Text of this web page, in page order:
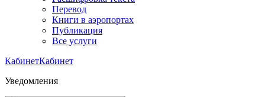
Перевод
Книги в аэропортах
Публикация
Все услуги
КабинетКабинет
Уведомления